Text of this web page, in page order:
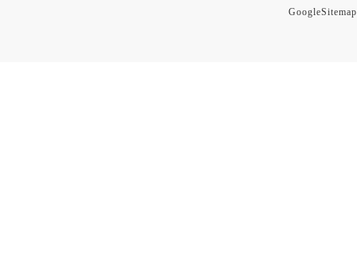
GoogleSitemap